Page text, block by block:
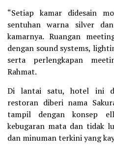
“Setiap kamar didesain
sentuhan warna silver
kamarnya. Ruangan
dengan sound systems,
serta perlengkapan
Rahmat.
Di lantai satu, hotel ini
restoran diberi nama
tampil dengan konsep
kebugaran mata dan tidak
dan minuman terkini yang